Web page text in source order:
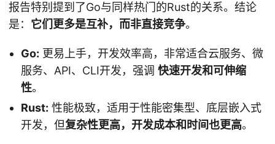
报告特别提到了Go与同样热门的Rust的关系。结论
是： 它们更多是互补，而非直接竞争。
Go: 更易上手，开发效率高，非常适合云服务、微
服务、API、CLI开发，强调 快速开发和可伸缩
性。
Rust: 性能极致，适用于性能密集型、底层嵌入式
开发，但复杂性更高，开发成本和时间也更高。